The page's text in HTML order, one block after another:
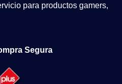
para productos gamers,
Segura